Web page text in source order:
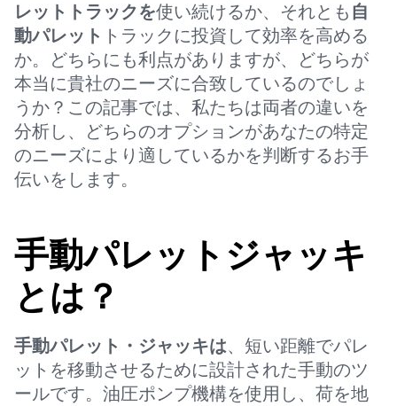
レットトラックを使い続けるか、それとも 自
動パレット トラックに投資して効率を高める
か。どちらにも利点がありますが、どちらが
本当に貴社のニーズに合致しているのでしょ
うか？この記事では、私たちは両者の違いを
分析し、どちらのオプションがあなたの特定
のニーズにより適しているかを判断するお手
伝いをします。
手動パレットジャッキ
とは？
手動パレット・ジャッキは、短い距離でパレ
ットを移動させるために設計された手動のツ
ールです。油圧ポンプ機構を使用し、荷を地